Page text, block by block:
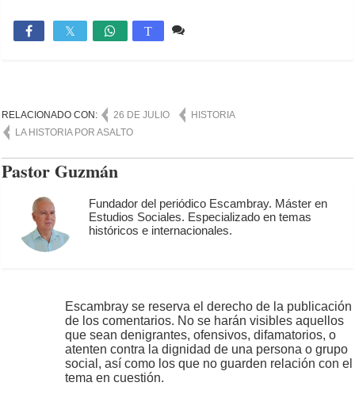
 T
RELACIONADO CON: 26 DE JULIO
HISTORIA
LA HISTORIA POR ASALTO
Pastor Guzmán
Fundador del periódico Escambray. Máster en
Estudios Sociales. Especializado en temas
históricos e internacionales.
Escambray se reserva el derecho de la publicación
de los comentarios. No se harán visibles aquellos
que sean denigrantes, ofensivos, difamatorios, o
atenten contra la dignidad de una persona o grupo
social, así como los que no guarden relación con el
tema en cuestión.